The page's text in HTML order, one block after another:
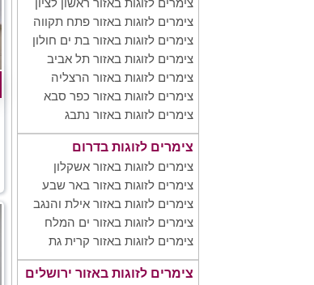
צימרים לזוגות באזור ראשון לציון
צימרים לזוגות באזור פתח תקווה
צימרים לזוגות באזור בת ים חולון
צימרים לזוגות באזור תל אביב
צימרים לזוגות באזור הרצליה
צימרים לזוגות באזור כפר סבא
צימרים לזוגות באזור נתבג
צימרים לזוגות בדרום
צימרים לזוגות באזור אשקלון
צימרים לזוגות באזור באר שבע
צימרים לזוגות באזור אילת והנגב
צימרים לזוגות באזור ים המלח
צימרים לזוגות באזור קרית גת
צימרים לזוגות באזור ירושלים